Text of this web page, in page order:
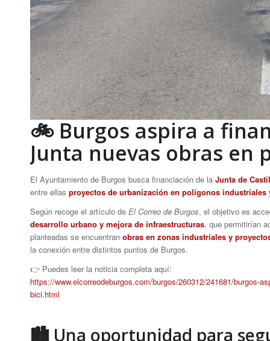
🚲 Burgos aspira a
Junta nuevas obras en
El Ayuntamiento de Burgos busca financiación de la Junta de
entre ellas proyectos de urbanización en polígonos
Según recoge el artículo de El Correo de Burgos, el objetivo es
desarrollo urbano y mejora de infraestructuras, que permitirían
planteadas se encuentran obras en zonas industriales y
la conexión entre distintos puntos de Burgos.
👉 Puedes leer la noticia completa aquí:
https://www.elcorreodeburgos.com/burgos/260312/241681/burgos-
bici.html
🏙 Una oportunidad para